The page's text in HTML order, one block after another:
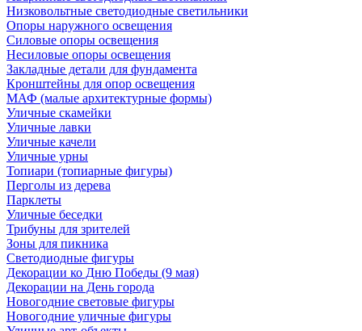
Низковольтные светодиодные светильники
Опоры наружного освещения
Силовые опоры освещения
Несиловые опоры освещения
Закладные детали для фундамента
Кронштейны для опор освещения
МАФ (малые архитектурные формы)
Уличные скамейки
Уличные лавки
Уличные качели
Уличные урны
Топиари (топиарные фигуры)
Перголы из дерева
Парклеты
Уличные беседки
Трибуны для зрителей
Зоны для пикника
Светодиодные фигуры
Декорации ко Дню Победы (9 мая)
Декорации на День города
Новогодние световые фигуры
Новогодние уличные фигуры